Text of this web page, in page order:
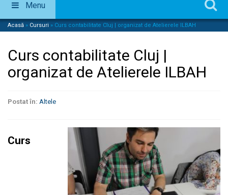
Menu
Acasă » Cursuri » Curs contabilitate Cluj | organizat de Atelierele ILBAH
Curs contabilitate Cluj |
organizat de Atelierele ILBAH
Postat în: Altele
Curs